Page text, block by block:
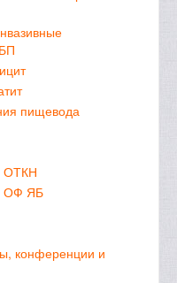
пищевода
ОТКН
ОФ ЯБ
конференции и